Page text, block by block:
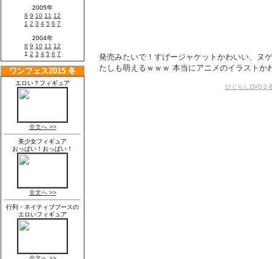
発売みたいで！すげージャケットかわいい、ヌ
たしも萌えるｗｗｗ 本当にアニメのイラストか
ひぐらしDVD２